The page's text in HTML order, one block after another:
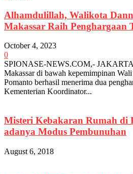
Alhamdulillah, Walikota
Makassar Raih Penghargaan
October 4, 2023
0
SPIONASE-NEWS.COM,-
Makassar di bawah kepemimpinan
Pomanto berhasil menerima dua
Kementerian Koordinator...
Misteri Kebakaran Rumah di
adanya Modus Pembunuhan
August 6, 2018